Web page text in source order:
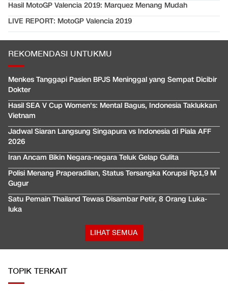
Hasil MotoGP Valencia 2019: Marquez Menang Mudah
LIVE REPORT: MotoGP Valencia 2019
REKOMENDASI UNTUKMU
Menkes Tanggapi Pasien BPJS Meninggal yang Sempat Dicibir
Dokter
Hasil SEA V Cup Women's: Mental Bagus, Indonesia Taklukkan
Vietnam
Jadwal Siaran Langsung Singapura vs Indonesia di Piala AFF
2026
Iran Ancam Bikin Negara-negara Teluk Gelap Gulita
Polisi Menang Praperadilan, Status Tersangka Korupsi Rp1,9 M
Gugur
Satu Pemain Thailand Tewas Disambar Petir, 8 Orang Luka-
luka
LIHAT SEMUA
TOPIK TERKAIT